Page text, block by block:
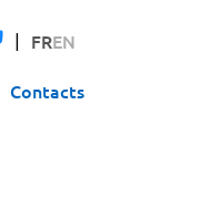
FREN
Contacts